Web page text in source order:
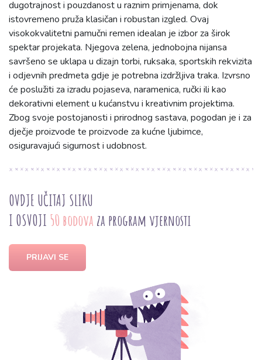
dugotrajnost i pouzdanost u raznim primjenama, dok
istovremeno pruža klasičan i robustan izgled. Ovaj
visokokvalitetni pamučni remen idealan je izbor za širok
spektar projekata. Njegova zelena, jednobojna nijansa
savršeno se uklapa u dizajn torbi, ruksaka, sportskih rekvizita
i odjevnih predmeta gdje je potrebna izdržljiva traka. Izvrsno
će poslužiti za izradu pojaseva, naramenica, ručki ili kao
dekorativni element u kućanstvu i kreativnim projektima.
Zbog svoje postojanosti i prirodnog sastava, pogodan je i za
dječje proizvode te proizvode za kućne ljubimce,
osiguravajući sigurnost i udobnost.
OVDJE UČITAJ SLIKU
I OSVOJI 50 bodova za program vjernosti
PRIJAVI SE